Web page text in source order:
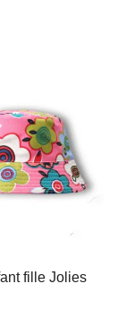
fille Jolies